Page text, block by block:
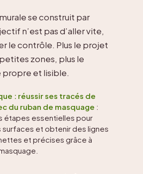
se construit par
n’est pas d’aller vite,
le contrôle. Plus le projet
zones, plus le
propre et lisible.
: réussir ses tracés de
du ruban de masquage :
étapes essentielles pour
surfaces et obtenir des lignes
et précises grâce à